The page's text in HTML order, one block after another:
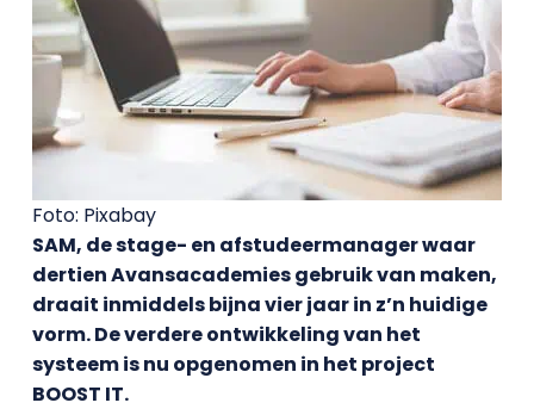
Foto: Pixabay
SAM, de stage- en afstudeermanager waar
dertien Avansacademies gebruik van maken,
draait inmiddels bijna vier jaar in z’n huidige
vorm. De verdere ontwikkeling van het
systeem is nu opgenomen in het project
BOOST IT.